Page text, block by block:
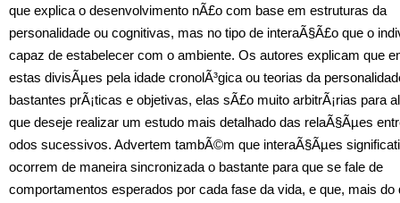
que explica o desenvolvimento nÃ£o com base em estruturas da
personalidade ou cognitivas, mas no tipo de interaÃ§Ã£o que o
capaz de estabelecer com o ambiente. Os autores explicam que
estas divisÃµes pela idade cronolÃ³gica ou teorias da
bastantes prÃ¡ticas e objetivas, elas sÃ£o muito arbitrÃ¡rias para
que deseje realizar um estudo mais detalhado das relaÃ§Ãµes
odos sucessivos. Advertem tambÃ©m que interaÃ§Ãµes
ocorrem de maneira sincronizada o bastante para que se fale de
comportamentos esperados por cada fase da vida, e que, mais do